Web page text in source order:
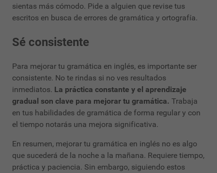
sientas más cómodo. Pide a alguien que revise tus
escritos en busca de errores de gramática y ortografía.
Sé consistente
Para mejorar tu gramática en inglés, es importante ser
consistente. No te rindas si no ves resultados
inmediatos. La práctica constante y el aprendizaje
gradual son clave para mejorar tu gramática. Trabaja
en tus habilidades de gramática de forma regular y con
el tiempo notarás una mejora significativa.
En resumen, mejorar tu gramática en inglés no es algo
que sucederá de la noche a la mañana. Requiere tiempo,
práctica y paciencia. Sin embargo, siguiendo estos